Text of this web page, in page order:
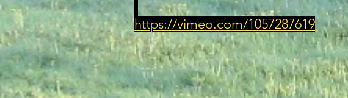
https://vimeo.com/1057287619